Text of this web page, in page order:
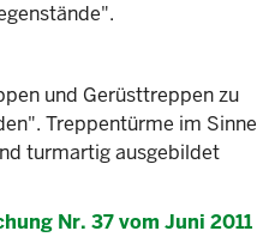
und Gerüsttreppen zu
Treppentürme im Sinne
turmartig ausgebildet
Nr. 37 vom Juni 2011